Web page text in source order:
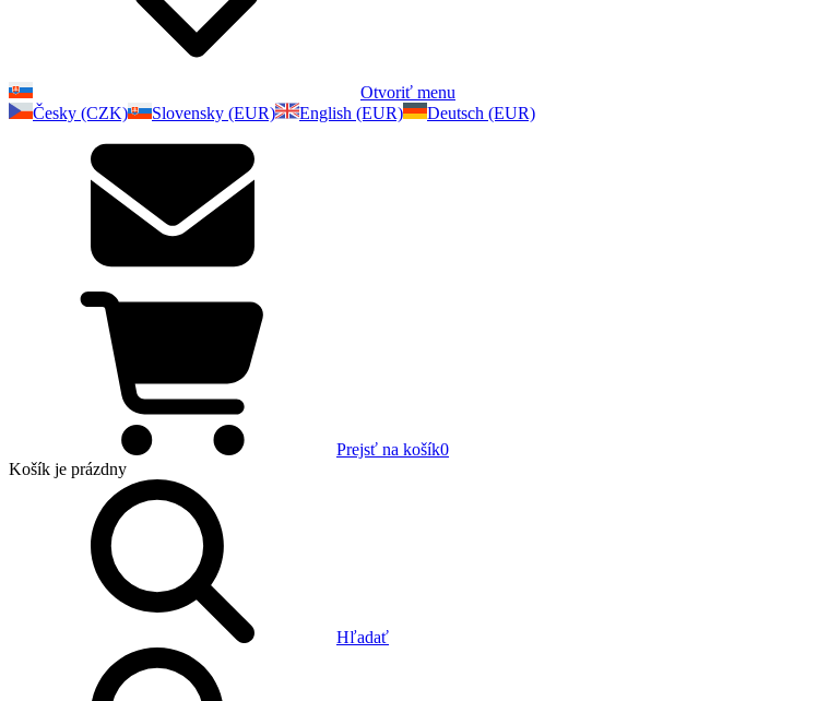
Otvoriť menu
Česky (CZK)
Slovensky (EUR) English (EUR) Deutsch (EUR)
Prejsť na košík0
Košík je prázdny
Hľadať